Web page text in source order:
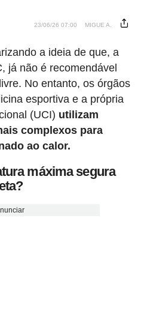
23/06/26 07:00 MIGUE A.
a ideia de que, a
já não é recomendável
No entanto, os órgãos
esportiva e a própria
(UCI) utilizam
complexos para
ao calor.
máxima segura